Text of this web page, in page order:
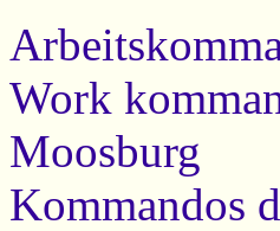
Work
Moosburg
Kommandos